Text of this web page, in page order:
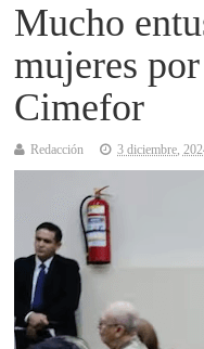
Mucho
mujeres
Cimefor
Redacción 3 diciembre,